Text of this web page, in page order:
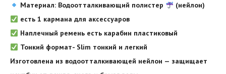
Материал: Водоотталкивающий полистер
(нейлон)
есть 1 кармана для аксессуаров
Наплечный ремень есть карабин пластиковый
Тонкий формат- Slim тонкий и легкий
Изготовлена из водоотталкивающей нейлон — защищает